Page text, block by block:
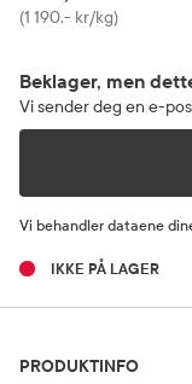
Pris
(1 190,- kr/kg)
Beklager, men
Vi sender deg en e-
Vi behandler dataene
IKKE PÅ LAGER
PRODUKTINFO